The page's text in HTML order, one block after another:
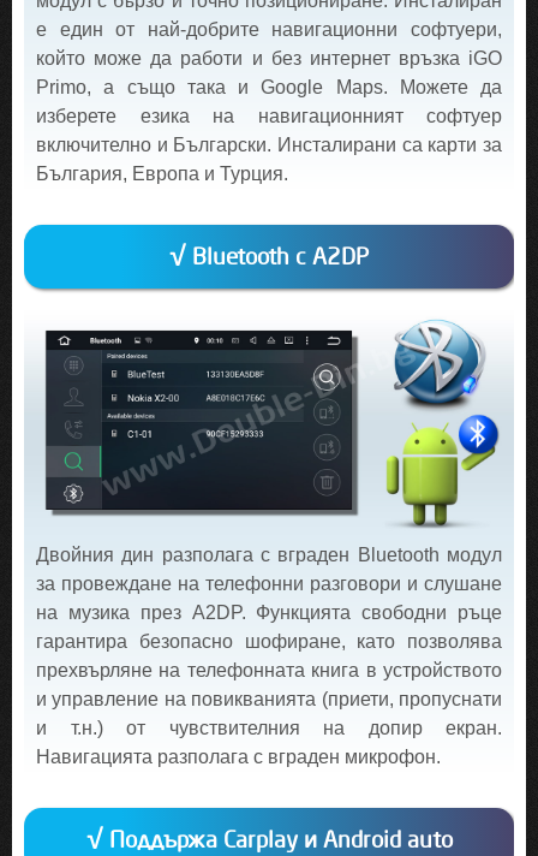
е един от най-добрите навигационни софтуери,
който може да работи и без интернет връзка iGO
Primo, а също така и Google Maps. Можете да
изберете езика на навигационният софтуер
включително и Български. Инсталирани са карти за
България, Европа и Турция.
√ Bluetooth с A2DP
Двойния дин разполага с вграден Bluetooth модул
за провеждане на телефонни разговори и слушане
на музика през A2DP. Функцията свободни ръце
гарантира безопасно шофиране, като позволява
прехвърляне на телефонната книга в устройството
и управление на повикванията (приети, пропуснати
и т.н.) от чувствителния на допир екран.
Навигацията разполага с вграден микрофон.
√ Поддържа Carplay и Android auto